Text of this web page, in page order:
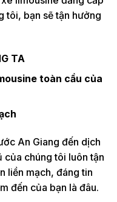
tôi, bạn sẽ tận hưởng
TA
toàn cầu của
An Giang đến dịch
chúng tôi luôn tận
liền mạch, đáng tin
đến của bạn là đâu.